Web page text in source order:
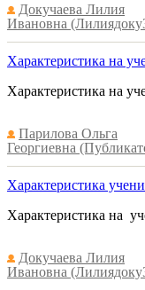
Докучаева Лилия
Ивановна
Характеристика на
Характеристика на
Парилова Ольга
Георгиевна
Характеристика
Характеристика на
Докучаева Лилия
Ивановна